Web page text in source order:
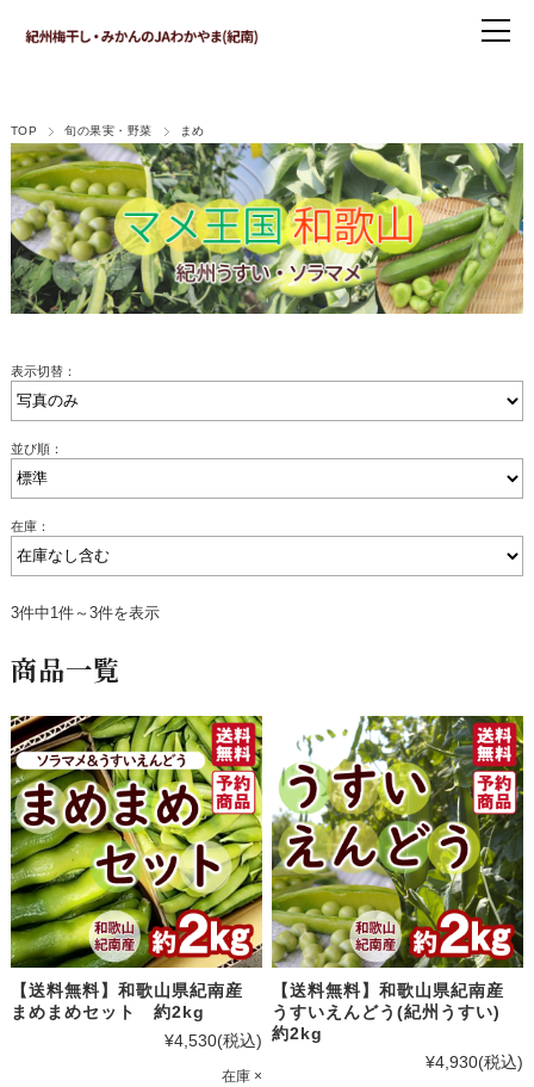
TOP 旬の果実・野菜 まめ
表示切替：
並び順：
在庫：
3件中1件～3件を表示
商品一覧
【送料無料】和歌山県紀南産
まめまめセット 約2kg
¥4,530(税込)
在庫 ×
【送料無料】和歌山県紀南産
うすいえんどう(紀州うすい)
約2kg
¥4,930(税込)